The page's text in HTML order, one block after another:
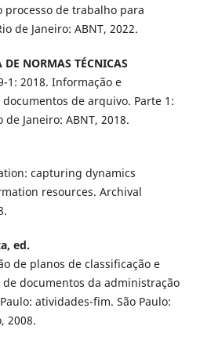
processo de trabalho para
de Janeiro: ABNT, 2022.
NORMAS TÉCNICAS
1: 2018. Informação e
de arquivo. Parte 1:
Janeiro: ABNT, 2018.
capturing dynamics
resources. Archival
ed.
de planos de classificação e
documentos da administração
atividades-fim. São Paulo:
2008.